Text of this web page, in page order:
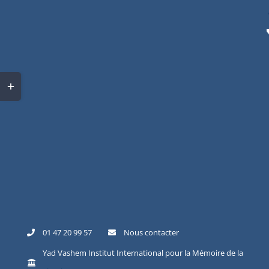
01 47 20 99 57
Nous contacter
Yad Vashem Institut International pour la Mémoire de la